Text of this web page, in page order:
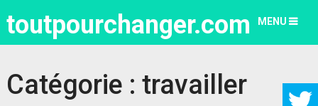
toutpourchanger.com MENU
Catégorie : travailler